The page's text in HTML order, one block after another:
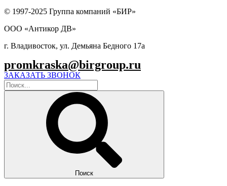
© 1997-2025 Группа компаний «БИР»
ООО «Антикор ДВ»
г. Владивосток, ул. Демьяна Бедного 17а
promkraska@birgroup.ru
ЗАКАЗАТЬ ЗВОНОК
Поиск